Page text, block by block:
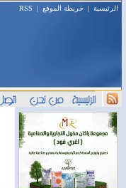
الرئيسية | خريطة الموقع |
RSS